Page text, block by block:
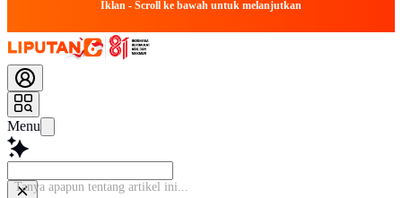
Iklan - Scroll ke bawah untuk melanjutkan
Menu
Tanya apapun tent